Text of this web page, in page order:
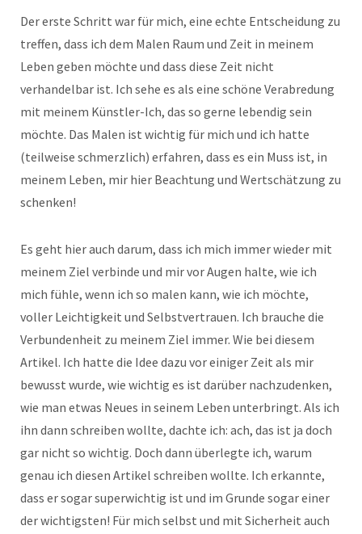
Der erste Schritt war für mich, eine echte Entscheidung zu
treffen, dass ich dem Malen Raum und Zeit in meinem
Leben geben möchte und dass diese Zeit nicht
verhandelbar ist. Ich sehe es als eine schöne Verabredung
mit meinem Künstler-Ich, das so gerne lebendig sein
möchte. Das Malen ist wichtig für mich und ich hatte
(teilweise schmerzlich) erfahren, dass es ein Muss ist, in
meinem Leben, mir hier Beachtung und Wertschätzung zu
schenken!
Es geht hier auch darum, dass ich mich immer wieder mit
meinem Ziel verbinde und mir vor Augen halte, wie ich
mich fühle, wenn ich so malen kann, wie ich möchte,
voller Leichtigkeit und Selbstvertrauen. Ich brauche die
Verbundenheit zu meinem Ziel immer. Wie bei diesem
Artikel. Ich hatte die Idee dazu vor einiger Zeit als mir
bewusst wurde, wie wichtig es ist darüber nachzudenken,
wie man etwas Neues in seinem Leben unterbringt. Als ich
ihn dann schreiben wollte, dachte ich: ach, das ist ja doch
gar nicht so wichtig. Doch dann überlegte ich, warum
genau ich diesen Artikel schreiben wollte. Ich erkannte,
dass er sogar superwichtig ist und im Grunde sogar einer
der wichtigsten! Für mich selbst und mit Sicherheit auch